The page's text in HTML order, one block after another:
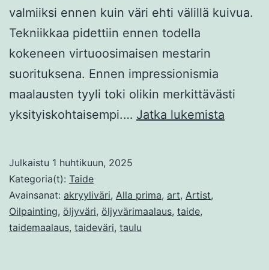
valmiiksi ennen kuin väri ehti välillä kuivua.
Tekniikkaa pidettiin ennen todella
kokeneen virtuoosimaisen mestarin
suorituksena. Ennen impressionismia
maalausten tyyli toki olikin merkittävästi
yksityiskohtaisempi.… Jatka lukemista
Julkaistu 1 huhtikuun, 2025
Kategoria(t): Taide
Avainsanat: akryyliväri, Alla prima, art, Artist,
Oilpainting, öljyväri, öljyvärimaalaus, taide,
taidemaalaus, taideväri, taulu